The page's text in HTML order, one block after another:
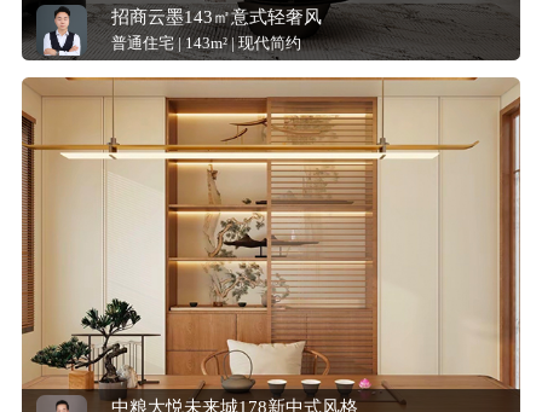
招商云墨143㎡意式轻奢风
普通住宅 | 143m² | 现代简约
中粮大悦未来城178新中式风格